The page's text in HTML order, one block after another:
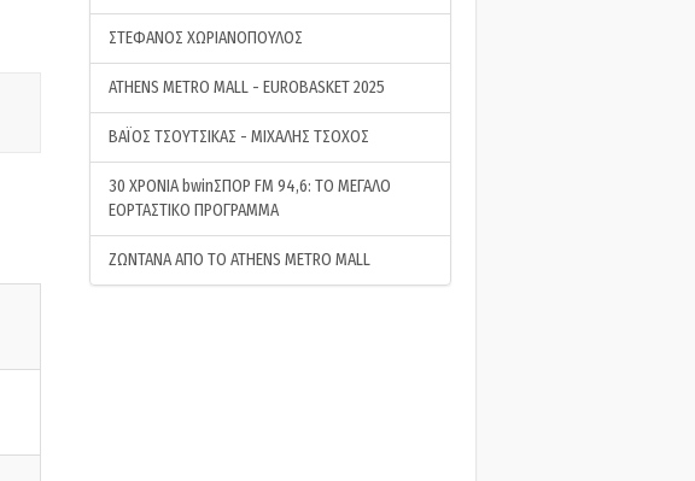
ΣΤΕΦΑΝΟΣ ΧΩΡΙΑΝΟΠΟΥΛΟΣ
ATHENS METRO MALL - EUROBASKET 2025
ΒΑΪΟΣ ΤΣΟΥΤΣΙΚΑΣ - ΜΙΧΑΛΗΣ ΤΣΟΧΟΣ
30 ΧΡΟΝΙΑ bwinΣΠΟΡ FM 94,6: ΤΟ ΜΕΓΑΛΟ
ΕΟΡΤΑΣΤΙΚΟ ΠΡΟΓΡΑΜΜΑ
ΖΩΝΤΑΝΑ ΑΠΟ ΤΟ ATHENS METRO MALL